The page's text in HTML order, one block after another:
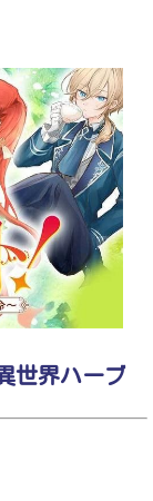
世界ハーブ